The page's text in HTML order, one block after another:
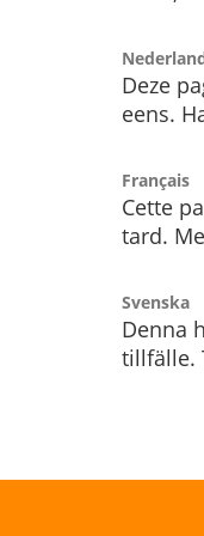
Deze
eens.
Français
Cette
tard.
Svenska
Denna
tillfälle.